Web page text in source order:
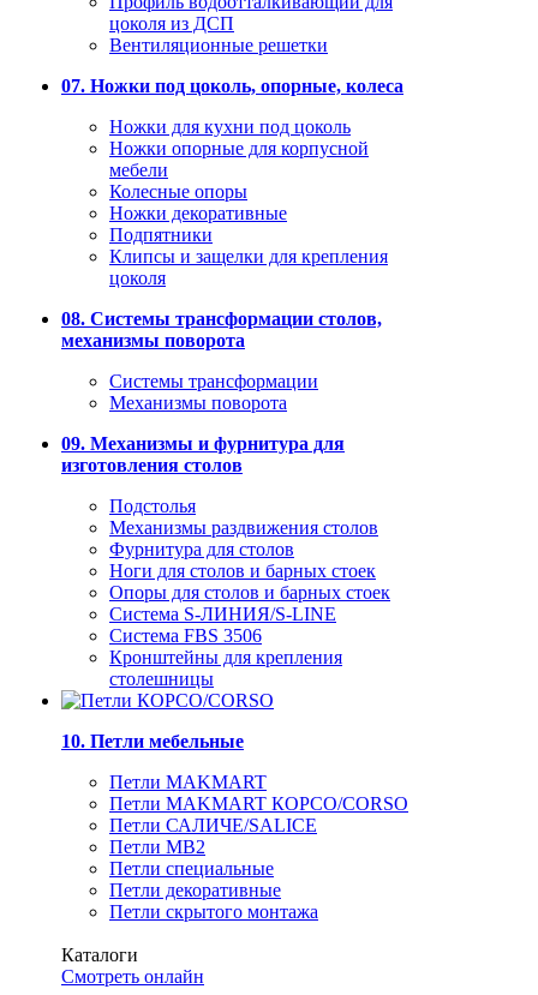
цоколя из ДСП
Вентиляционные решетки
07. Ножки под цоколь, опорные, колеса
Ножки для кухни под цоколь
Ножки опорные для корпусной
мебели
Колесные опоры
Ножки декоративные
Подпятники
Клипсы и защелки для крепления
цоколя
08. Системы трансформации столов,
механизмы поворота
Системы трансформации
Механизмы поворота
09. Механизмы и фурнитура для
изготовления столов
Подстолья
Механизмы раздвижения столов
Фурнитура для столов
Ноги для столов и барных стоек
Опоры для столов и барных стоек
Система S-ЛИНИЯ/S-LINE
Система FBS 3506
Кронштейны для крепления
столешницы
10. Петли мебельные
Петли MAKMART
Петли MAKMART КОРСО/CORSO
Петли САЛИЧЕ/SALICE
Петли MB2
Петли специальные
Петли декоративные
Петли скрытого монтажа
Каталоги
Смотреть онлайн